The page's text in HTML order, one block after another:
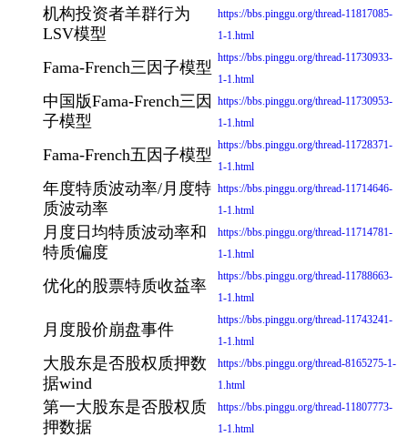
机构投资者羊群行为
LSV模型
https://bbs.pinggu.org/thread-11817085-
1-1.html
Fama-French三因子模型
https://bbs.pinggu.org/thread-11730933-
1-1.html
中国版Fama-French三因
子模型
https://bbs.pinggu.org/thread-11730953-
1-1.html
Fama-French五因子模型
https://bbs.pinggu.org/thread-11728371-
1-1.html
年度特质波动率/月度特
质波动率
https://bbs.pinggu.org/thread-11714646-
1-1.html
月度日均特质波动率和
特质偏度
https://bbs.pinggu.org/thread-11714781-
1-1.html
优化的股票特质收益率
https://bbs.pinggu.org/thread-11788663-
1-1.html
月度股价崩盘事件
https://bbs.pinggu.org/thread-11743241-
1-1.html
大股东是否股权质押数
据wind
https://bbs.pinggu.org/thread-8165275-1-
1.html
第一大股东是否股权质
押数据
https://bbs.pinggu.org/thread-11807773-
1-1.html